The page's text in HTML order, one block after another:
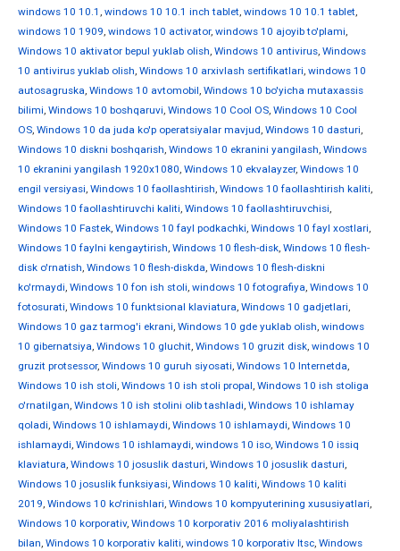
windows 10 10.1 , windows 10 10.1 inch tablet, windows 10 10.1 tablet,
windows 10 1909, windows 10 activator, windows 10 ajoyib to'plami,
Windows 10 aktivator bepul yuklab olish, Windows 10 antivirus, Windows
10 antivirus yuklab olish, Windows 10 arxivlash sertifikatlari, windows 10
autosagruska, Windows 10 avtomobil, Windows 10 bo'yicha mutaxassis
bilimi, Windows 10 boshqaruvi, Windows 10 Cool OS, Windows 10 Cool
OS, Windows 10 da juda ko'p operatsiyalar mavjud, Windows 10 dasturi,
Windows 10 diskni boshqarish, Windows 10 ekranini yangilash, Windows
10 ekranini yangilash 1920x1080, Windows 10 ekvalayzer, Windows 10
engil versiyasi, Windows 10 faollashtirish, Windows 10 faollashtirish kaliti,
Windows 10 faollashtiruvchi kaliti, Windows 10 faollashtiruvchisi,
Windows 10 Fastek, Windows 10 fayl podkachki, Windows 10 fayl xostlari,
Windows 10 faylni kengaytirish, Windows 10 flesh-disk, Windows 10 flesh-
disk o'rnatish, Windows 10 flesh-diskda, Windows 10 flesh-diskni
ko'rmaydi, Windows 10 fon ish stoli, windows 10 fotografiya, Windows 10
fotosurati, Windows 10 funktsional klaviatura, Windows 10 gadjetlari,
Windows 10 gaz tarmog'i ekrani, Windows 10 gde yuklab olish, windows
10 gibernatsiya, Windows 10 gluchit, Windows 10 gruzit disk, windows 10
gruzit protsessor, Windows 10 guruh siyosati, Windows 10 Internetda,
Windows 10 ish stoli, Windows 10 ish stoli propal, Windows 10 ish stoliga
o'rnatilgan, Windows 10 ish stolini olib tashladi, Windows 10 ishlamay
qoladi, Windows 10 ishlamaydi, Windows 10 ishlamaydi, Windows 10
ishlamaydi, Windows 10 ishlamaydi, windows 10 iso, Windows 10 issiq
klaviatura, Windows 10 josuslik dasturi, Windows 10 josuslik dasturi,
Windows 10 josuslik funksiyasi, Windows 10 kaliti, Windows 10 kaliti
2019, Windows 10 ko'rinishlari, Windows 10 kompyuterining xususiyatlari,
Windows 10 korporativ, Windows 10 korporativ 2016 moliyalashtirish
bilan, Windows 10 korporativ kaliti, windows 10 korporativ ltsc, Windows